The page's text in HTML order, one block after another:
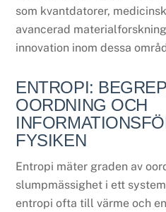
som kvantdatorer,
avancerad
innovation inom dessa
ENTROPI:
OORDNING OCH
FYSIKEN
Entropi mäter graden av
slumpmässighet i ett
entropi ofta till värme och